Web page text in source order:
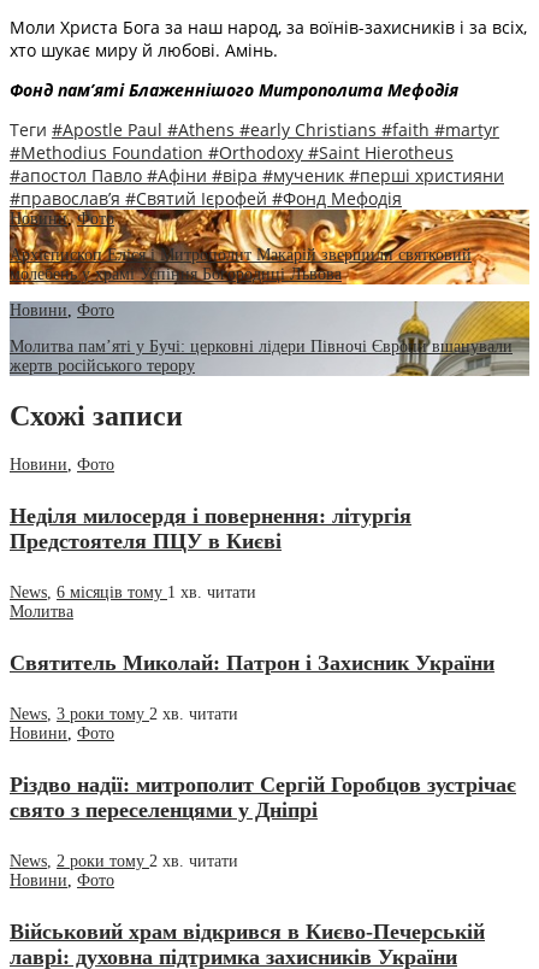
Моли Христа Бога за наш народ, за воїнів-захисників і за всіх,
хто шукає миру й любові. Амінь.
Фонд пам’яті Блаженнішого Митрополита Мефодія
Теги #Apostle Paul #Athens #early Christians #faith #martyr
#Methodius Foundation #Orthodoxy #Saint Hierotheus
#апостол Павло #Афіни #віра #мученик #перші християни
#православ’я #Святий Ієрофей #Фонд Мефодія
Новини,Фото
Архієпископ Елієя і Митрополит Макарій звершили святковий
молебень у храмі Успіння Богородиці Львова
Новини Фото
Молитва пам’яті у Бучі: церковні лідери Півночі Європи вшанували
жертв російського терору
Схожі записи
Новини, Фото
Недiля милосердя і повернення: літургія
Предстоятеля ПЦУ в Києві
News, 6 місяців тому 1 хв. читати
Молитва
Святитель Миколай: Патрон і Захисник України
News, 3 роки тому 2 хв. читати
Новини, Фото
Різдво надії: митрополит Сергій Горобцов зустрічає
свято з переселенцями у Дніпрі
News, 2 роки тому 2 хв. читати
Новини, Фото
Військовий храм відкрився в Києво-Печерській
лаврі: духовна підтримка захисників України